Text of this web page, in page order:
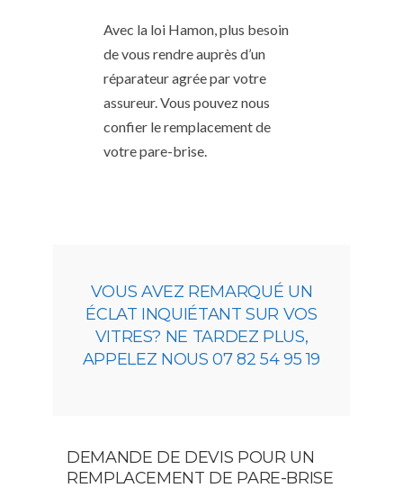
Avec la loi Hamon, plus besoin
de vous rendre auprès d’un
réparateur agrée par votre
assureur. Vous pouvez nous
confier le remplacement de
votre pare-brise.
VOUS AVEZ REMARQUÉ UN
ÉCLAT INQUIÉTANT SUR VOS
VITRES? NE TARDEZ PLUS,
APPELEZ NOUS 07 82 54 95 19
DEMANDE DE DEVIS POUR UN
REMPLACEMENT DE PARE-BRISE